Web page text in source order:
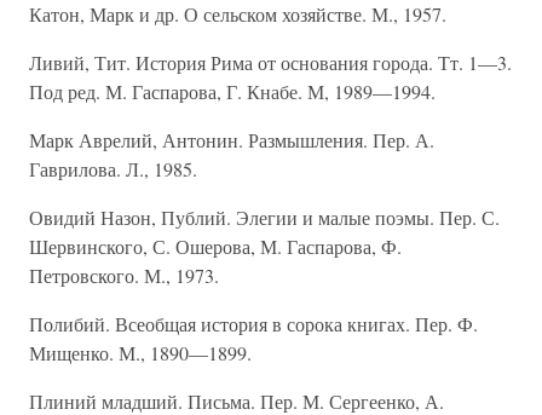
Катон, Марк и др. О сельском хозяйстве. М., 1957.
Ливий, Тит. История Рима от основания города. Тт. 1—3.
Под ред. М. Гаспарова, Г. Кнабе. М, 1989—1994.
Марк Аврелий, Антонин. Размышления. Пер. А.
Гаврилова. Л., 1985.
Овидий Назон, Публий. Элегии и малые поэмы. Пер. С.
Шервинского, С. Ошерова, М. Гаспарова, Ф.
Петровского. М., 1973.
Полибий. Всеобщая история в сорока книгах. Пер. Ф.
Мищенко. М., 1890—1899.
Плиний младший. Письма. Пер. М. Сергеенко, А.